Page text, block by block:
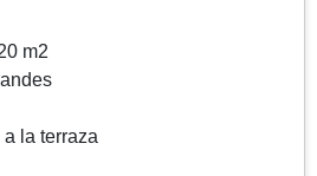
m2
la terraza